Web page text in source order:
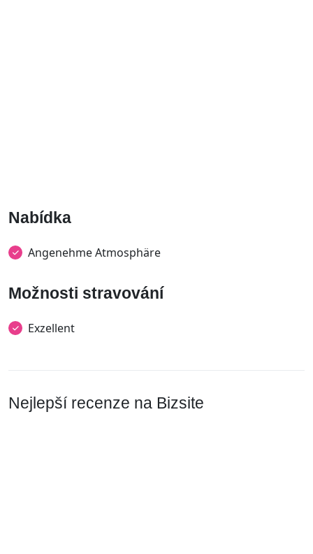
Nabídka
Angenehme Atmosphäre
Možnosti stravování
Exzellent
Nejlepší recenze na Bizsite